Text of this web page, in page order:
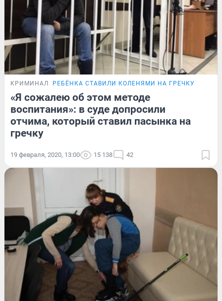
КРИМИНАЛ РЕБЁНКА СТАВИЛИ КОЛЕНЯМИ НА ГРЕЧКУ
«Я сожалею об этом методе
воспитания»: в суде допросили
отчима, который ставил пасынка на
гречку
19 февраля, 2020, 13:00 15 138 42